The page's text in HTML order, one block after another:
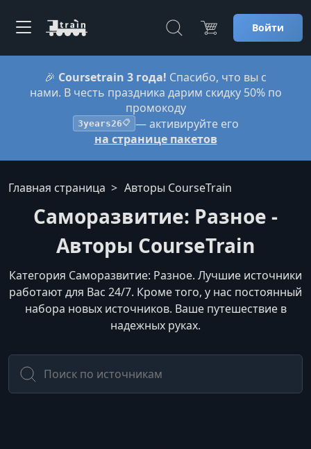
Войти
🎉 Coursetrain 3 года! Спасибо, что вы с
нами. В честь праздника дарим скидку 50% по
промокоду
3years26📋 — активируйте его
на странице пакетов
Главная страница Авторы CourseTrain
Саморазвитие: Разное -
Авторы CourseTrain
Категория Саморазвитие: Разное. Лучшие источники
работают для Вас 24/7. Кроме того, у нас постоянный
набора новых источников. Ваше путешествие в
надежных руках.